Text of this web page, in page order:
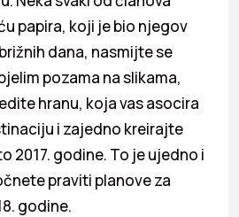
papira, koji je bio njegov
dana, nasmijte se
pozama na slikama,
hranu, koja vas asocira
i zajedno kreirajte
2017. godine. To je ujedno i
praviti planove za
godine.